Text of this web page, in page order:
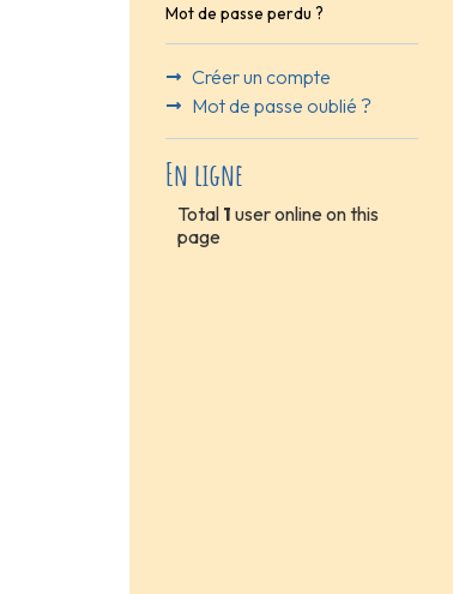
Mot de passe perdu ?
Créer un compte
Mot de passe oublié ?
En ligne
Total 1 user online on this
page